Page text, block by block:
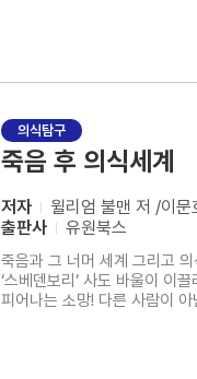
의식탐구
죽음 후 의식세계
저자 윌리엄 불맨 저 /이문
출판사
유원북스
죽음과 그 너머 세계 그리고
‘스베덴보리’ 사도 바울이 이
피어나는 소망! 다른 사람이